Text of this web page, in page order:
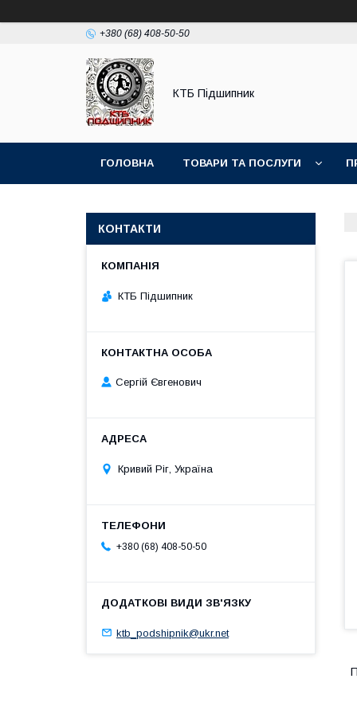
+380 (68) 408-50-50
КТБ Підшипник
ГОЛОВНА ТОВАРИ ТА ПОСЛУГИ
КОНТАКТИ
КТБ Підшипник
Сергій Євгенович
Кривий Ріг, Україна
+380 (68) 408-50-50
ktb_podshipnik@ukr.net